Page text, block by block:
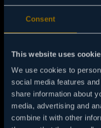
Consent
This website uses
We use cookies to
social media features
share information about
media, advertising and
combine it with other
NAPRAVI